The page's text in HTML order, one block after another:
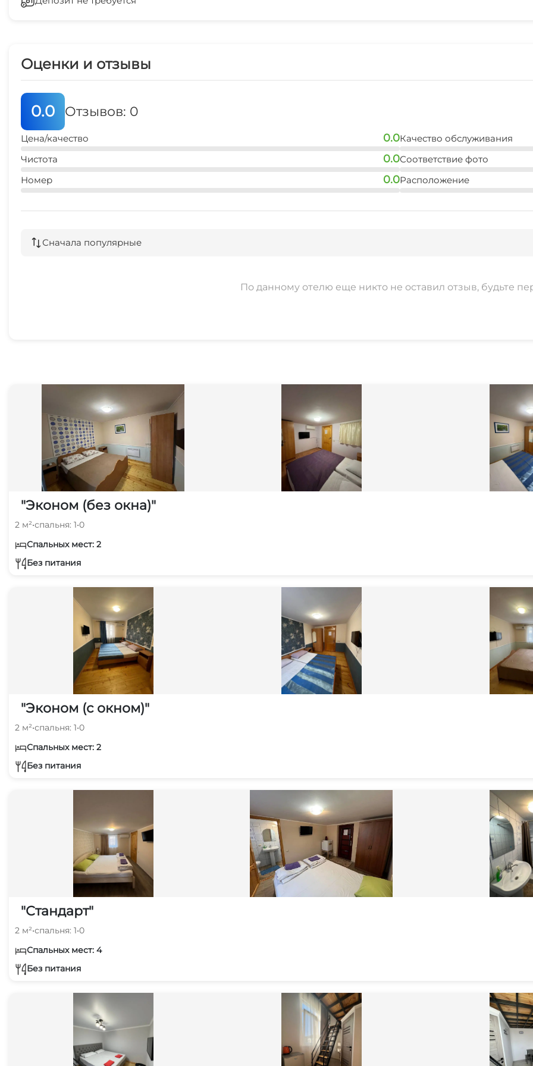
5 мин
Оценки и отзывы
0.0 Отзывов: 0
Цена/качество 0.0
Чистота 0.0
Номер 0.0
Качество обслуживания
Соответствие фото
Расположение
Сначала популярные
По данному отелю еще никто не оставил отзыв, будьте
"Эконом (без окна)"
2 м²•спальня: 1•0
Спальных мест: 2
Без питания
"Эконом (с окном)"
2 м²•спальня: 1•0
Спальных мест: 2
Без питания
"Стандарт"
2 м²•спальня: 1•0
Спальных мест: 4
Без питания